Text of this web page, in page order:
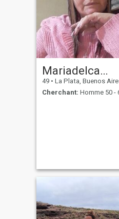
Mariadelcarmen
49 • La Plata, Buenos Aires,
Cherchant: Homme 50 -